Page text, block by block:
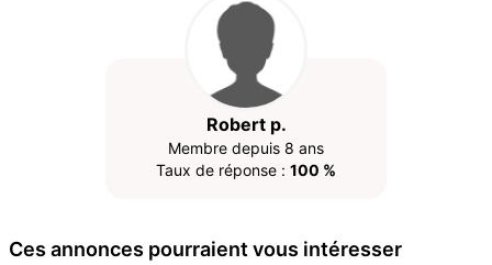
Robert p.
Membre depuis 8 ans
Taux de réponse : 100 %
Ces annonces pourraient vous intéresser